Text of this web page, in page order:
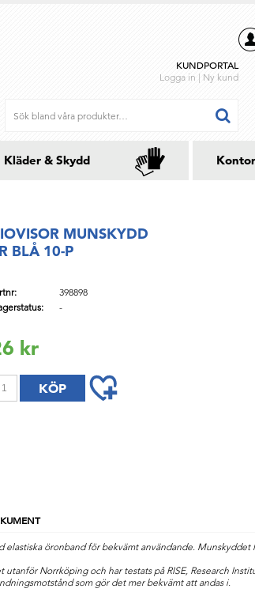
KUNDPORTAL
Logga in | Ny kund
Kläder & Skydd
MUNSKYDD
BLÅ 10-P
398898
-
kr
elastiska öronband för bekvämt användande. Munskyddet
Norrköping och har testats på RISE, Research
som gör det mer bekvämt att andas i.